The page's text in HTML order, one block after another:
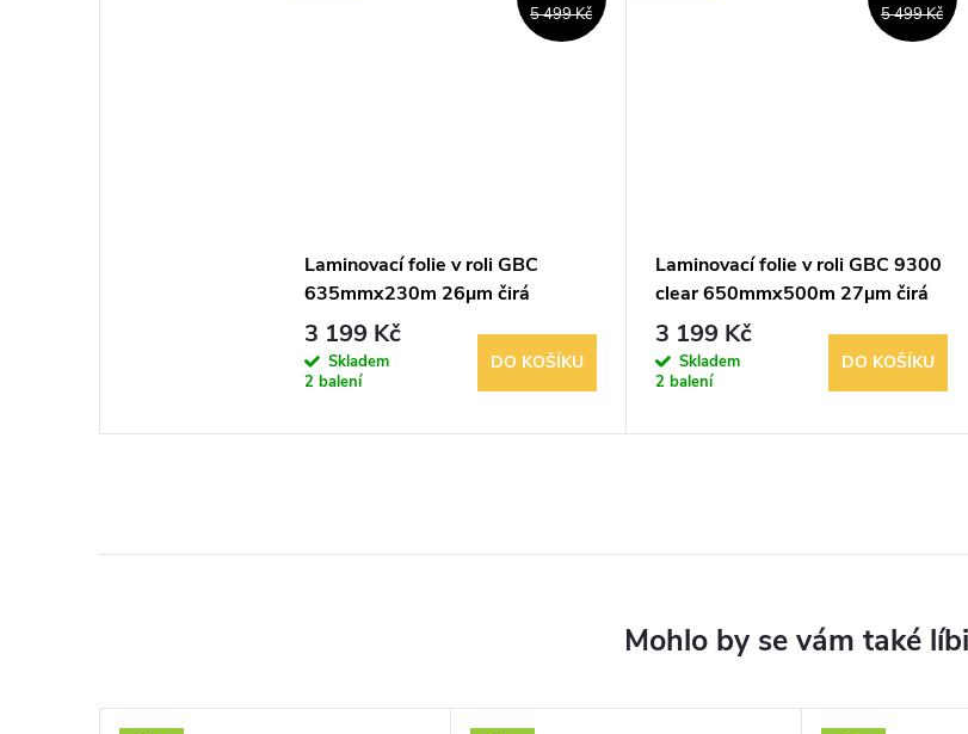
5 499 Kč
Laminovací folie v roli GBC
635mmx230m 26µm čirá
3 199 Kč
Skladem
2 balení
DO KOŠÍKU
5 499 Kč
Laminovací folie v roli GBC 9300
clear 650mmx500m 27µm čirá
3 199 Kč
Skladem
2 balení
DO KOŠÍKU